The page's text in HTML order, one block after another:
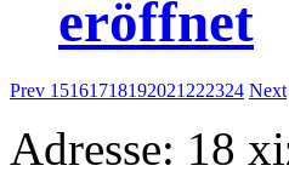
eröffnet
Prev 15161718192021 222324 Next
Adresse: 18